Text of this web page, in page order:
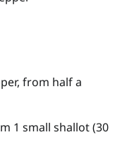
from half a
1 small shallot (30